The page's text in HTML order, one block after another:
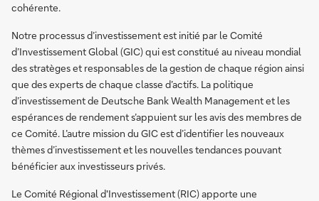
cohérente.
Notre processus d’investissement est initié par le Comité
d’Investissement Global (GIC) qui est constitué au niveau mondial
des stratèges et responsables de la gestion de chaque région ainsi
que des experts de chaque classe d’actifs. La politique
d’investissement de Deutsche Bank Wealth Management et les
espérances de rendement s’appuient sur les avis des membres de
ce Comité. L’autre mission du GIC est d’identifier les nouveaux
thèmes d’investissement et les nouvelles tendances pouvant
bénéficier aux investisseurs privés.
Le Comité Régional d'Investissement (RIC) apporte une